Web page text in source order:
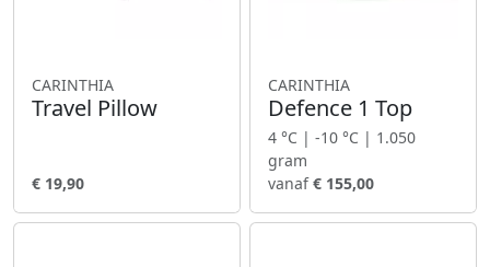
CARINTHIA
Travel Pillow
€ 19,90
CARINTHIA
Defence 1 Top
4 °C | -10 °C | 1.050
gram
vanaf€ 155,00